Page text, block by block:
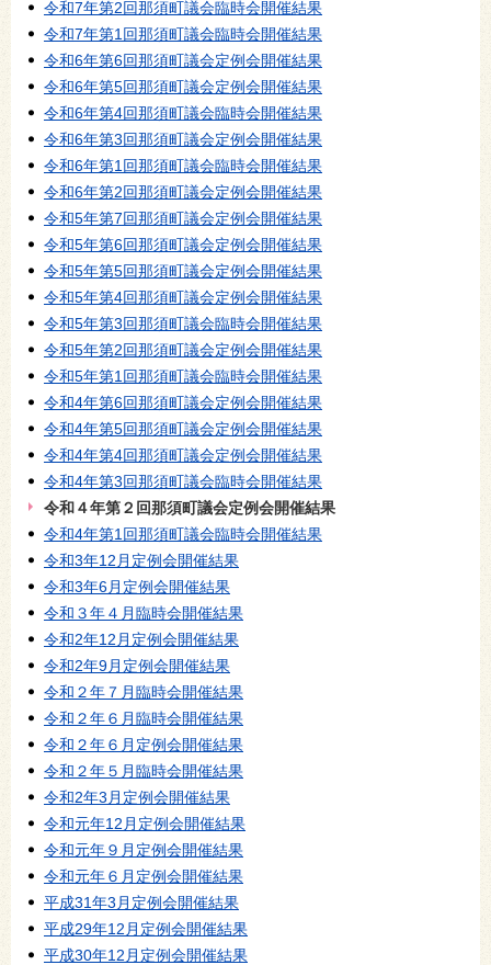
令和7年第2回那須町議会臨時会開催結果
令和7年第1回那須町議会臨時会開催結果
令和6年第6回那須町議会定例会開催結果
令和6年第5回那須町議会定例会開催結果
令和6年第4回那須町議会臨時会開催結果
令和6年第3回那須町議会定例会開催結果
令和6年第1回那須町議会臨時会開催結果
令和6年第2回那須町議会定例会開催結果
令和5年第7回那須町議会定例会開催結果
令和5年第6回那須町議会定例会開催結果
令和5年第5回那須町議会定例会開催結果
令和5年第4回那須町議会定例会開催結果
令和5年第3回那須町議会臨時会開催結果
令和5年第2回那須町議会定例会開催結果
令和5年第1回那須町議会臨時会開催結果
令和4年第6回那須町議会定例会開催結果
令和4年第5回那須町議会定例会開催結果
令和4年第4回那須町議会定例会開催結果
令和4年第3回那須町議会臨時会開催結果
令和４年第２回那須町議会定例会開催結果
令和4年第1回那須町議会臨時会開催結果
令和3年12月定例会開催結果
令和3年6月定例会開催結果
令和３年４月臨時会開催結果
令和2年12月定例会開催結果
令和2年9月定例会開催結果
令和２年７月臨時会開催結果
令和２年６月臨時会開催結果
令和２年６月定例会開催結果
令和２年５月臨時会開催結果
令和2年3月定例会開催結果
令和元年12月定例会開催結果
令和元年９月定例会開催結果
令和元年６月定例会開催結果
平成31年3月定例会開催結果
平成29年12月定例会開催結果
平成30年12月定例会開催結果